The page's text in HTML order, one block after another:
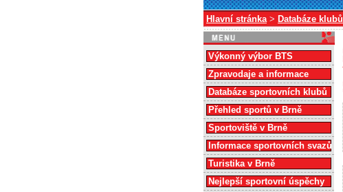
Hlavní stránka> Databáze klubů
Výkonný výbor BTS
Zpravodaje a informace
Databáze sportovních klubů
Přehled sportů v Brně
Sportoviště v Brně
Informace sportovních svazů
Turistika v Brně
Nejlepší sportovní úspěchy